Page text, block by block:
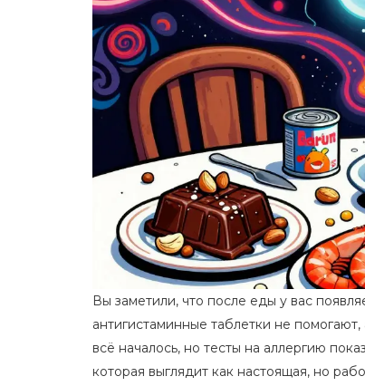
Вы заметили, что после еды у вас
антигистаминные таблетки не
всё началось, но тесты на аллергию
которая выглядит как настоящая, но